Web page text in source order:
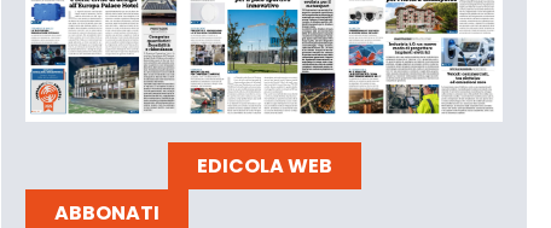
EDICOLA WEB
ABBONATI